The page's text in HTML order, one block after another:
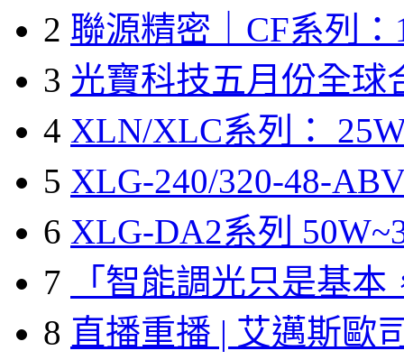
2 聯源精密｜CF系列：
3 光寶科技五月份全球
4 XLN/XLC系列：
5 XLG-240/320-48-
6 XLG-DA2系列
7
「智能調光只是基本
8 直播重播 | 艾邁斯歐